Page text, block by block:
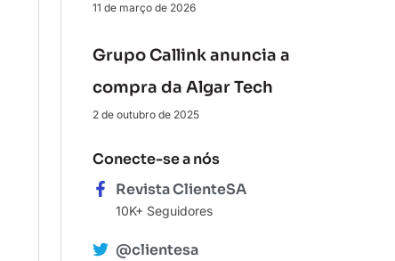
11 de março de 2026
Grupo Callink anuncia a
compra da Algar Tech
2 de outubro de 2025
Conecte-se a nós
Revista ClienteSA
10K+ Seguidores
@clientesa